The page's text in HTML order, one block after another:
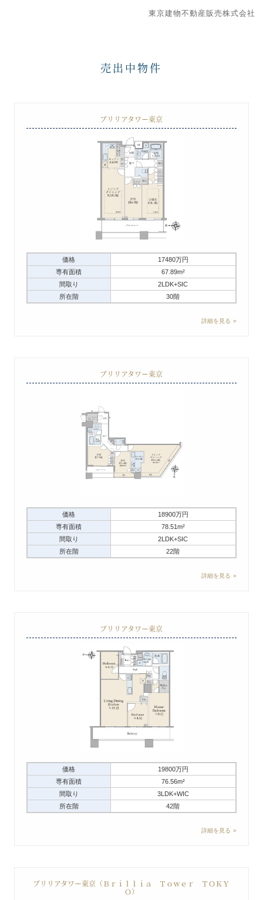
東京建物不動産販売株式会社
売出中物件
ブリリアタワー東京
価格
17480万円
専有面積
67.89m²
間取り
2LDK+SIC
所在階
30階
詳細を見る
ブリリアタワー東京
価格
18900万円
専有面積
78.51m²
間取り
2LDK+SIC
所在階
22階
詳細を見る
ブリリアタワー東京
価格
19800万円
専有面積
76.56m²
間取り
3LDK+WIC
所在階
42階
詳細を見る
ブリリアタワー東京（Ｂｒｉｌｌｉａ Ｔｏｗｅｒ ＴＯＫＹ
Ｏ）